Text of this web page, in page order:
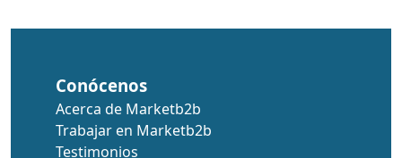
Conócenos
Acerca de Marketb2b
Trabajar en Marketb2b
Testimonios